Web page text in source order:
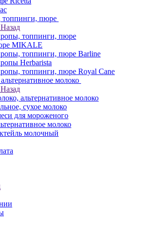
пюре
Назад
топпинги, пюре
MIKALE
топпинги, пюре Barline
Herbarista
топпинги, пюре Royal Cane
молоко
Назад
альтернативное молоко
сухое молоко
для мороженого
молоко
молочный